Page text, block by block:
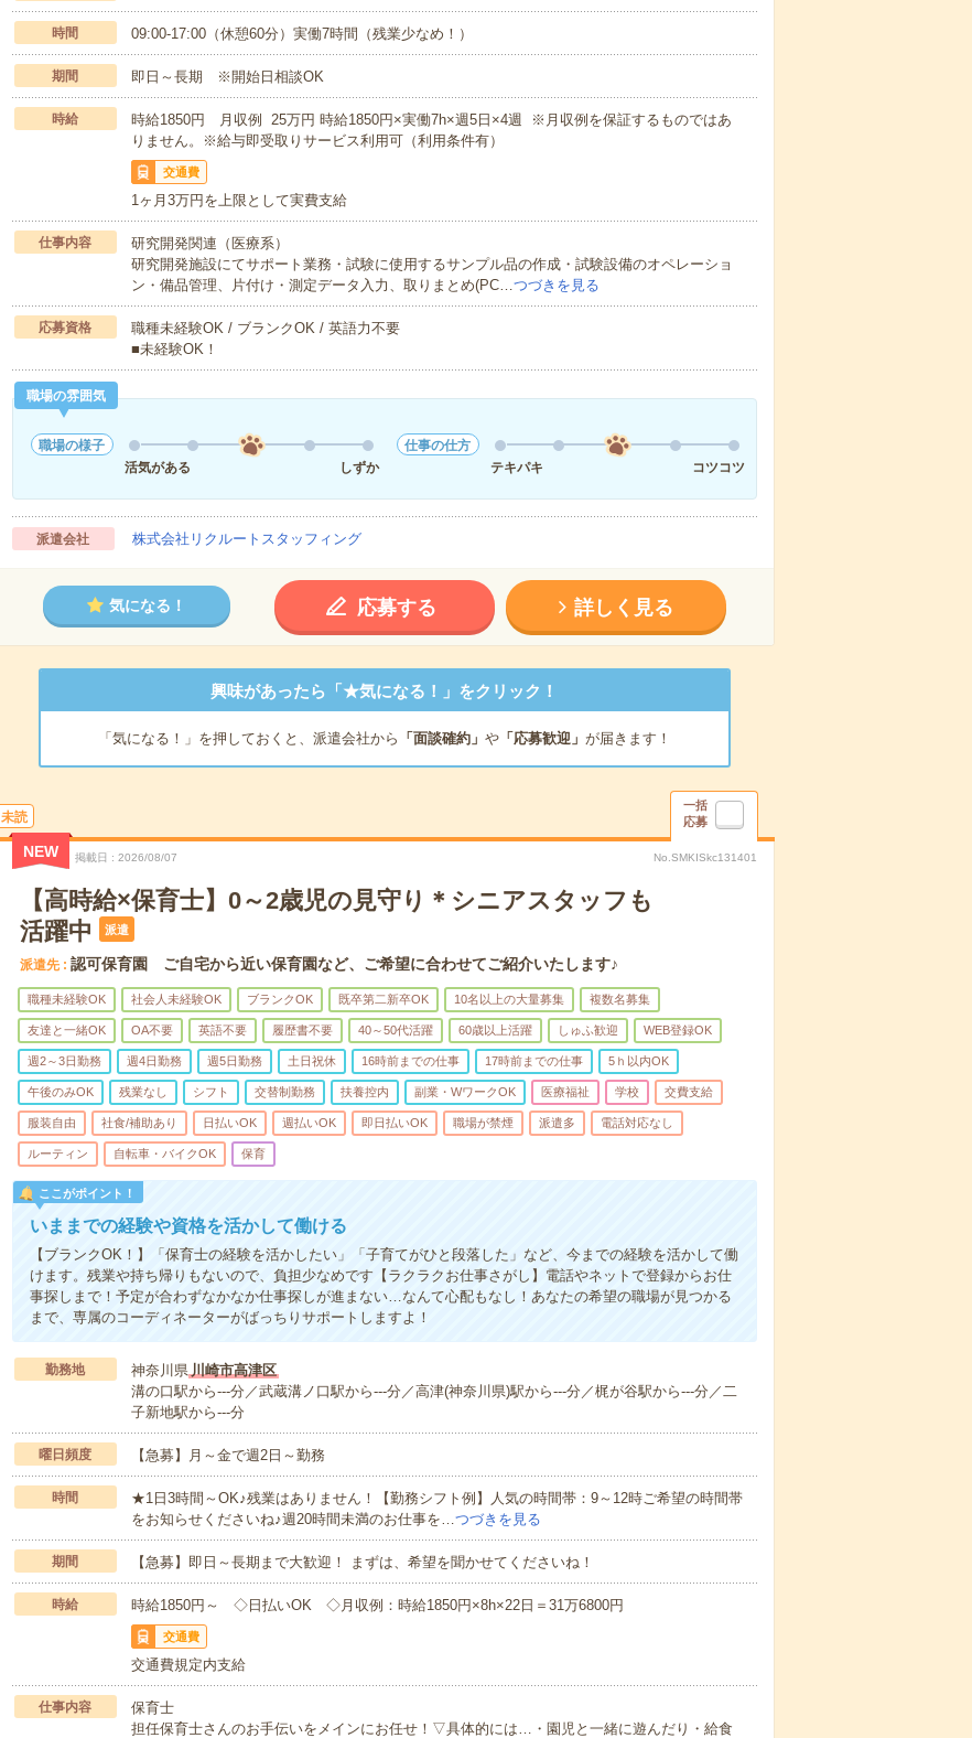
時間 09:00-17:00（休憩60分）実働7時間（残業少なめ！）
期間 即日～長期 ※開始日相談OK
時給
時給1850円 月収例 25万円 時給1850円×実働7h×週5日×4週 ※月収例を保証するものではあ
りません。※給与即受取りサービス利用可（利用条件有）
交通費
1ヶ月3万円を上限として実費支給
仕事内容
研究開発関連（医療系）
研究開発施設にてサポート業務・試験に使用するサンプル品の作成・試験設備のオペレーショ
ン・備品管理、片付け・測定データ入力、取りまとめ(PC…つづきを見る
応募資格
職種未経験OK / ブランクOK / 英語力不要
■未経験OK！
職場の雰囲気
職場の様子
活気がある
しずか
仕事の仕方
テキパキ
コツコツ
派遣会社 株式会社リクルートスタッフィング
気になる！ 応募する 詳しく見る
興味があったら「★気になる！」をクリック！
「気になる！」を押しておくと、派遣会社から 「面談確約」 や「応募歓迎」 が届きます！
未読
一括
応募
NEW 掲載日 2026/08/07 No.SMKISkc131401
【高時給×保育士】0～2歳児の見守り＊シニアスタッフも
活躍中
派遣
派遣先 認可保育園 ご自宅から近い保育園など、ご希望に合わせてご紹介いたします♪
職種未経験OK 社会人未経験OK ブランクOK 既卒第二新卒OK 10名以上の大量募集 複数名募集
友達と一緒OK OA不要 英語不要 履歴書不要 40～50代活躍 60歳以上活躍 しゅふ歓迎 WEB登録OK
週2～3日勤務 週4日勤務 週5日勤務 土日祝休 16時前までの仕事 17時前までの仕事 5ｈ以内OK
午後のみOK 残業なし シフト 交替制勤務 扶養控内 副業・WワークOK 医療福祉 学校 交費支給
服装自由 社食/補助あり 日払いOK 週払いOK 即日払いOK 職場が禁煙 派遣多 電話対応なし
ルーティン 自転車・バイクOK 保育
ここがポイント！
いままでの経験や資格を活かして働ける
【ブランクOK！】「保育士の経験を活かしたい」「子育てがひと段落した」など、今までの経験を活かして働
けます。残業や持ち帰りもないので、負担少なめです【ラクラクお仕事さがし】電話やネットで登録からお仕
事探しまで！予定が合わずなかなか仕事探しが進まない…なんて心配もなし！あなたの希望の職場が見つかる
まで、専属のコーディネーターがばっちりサポートしますよ！
勤務地 神奈川県 川崎市高津区
溝の口駅から---分／武蔵溝ノ口駅から---分／高津(神奈川県)駅から---分／梶が谷駅から---分／二
子新地駅から---分
曜日頻度 【急募】月～金で週2日～勤務
時間
★1日3時間～OK♪残業はありません！【勤務シフト例】人気の時間帯：9～12時ご希望の時間帯
をお知らせくださいね♪週20時間未満のお仕事を… つづきを見る
期間 【急募】即日～長期まで大歓迎！ まずは、希望を聞かせてくださいね！
時給 時給1850円～ ◇日払いOK ◇月収例：時給1850円×8h×22日＝31万6800円
交通費
交通費規定内支給
仕事内容
保育士
担任保育士さんのお手伝いをメインにお任せ！▽具体的には…・園児と一緒に遊んだり・給食